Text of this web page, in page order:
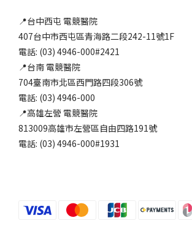
📍台中西屯 電競醫院
407台中市西屯區青海路二段242-11號1F
電話: (03) 4946-000#2421
📍台南 電競醫院
704臺南市北區西門路四段306號
電話: (03) 4946-000
📍高雄左營 電競醫院
813009高雄市左營區自由四路191號
電話: (03) 4946-000#1931